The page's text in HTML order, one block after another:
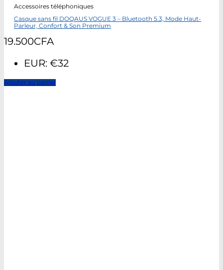
Accessoires téléphoniques
Casque sans fil DOQAUS VOGUE 3 – Bluetooth 5.3, Mode Haut-
Parleur, Confort & Son Premium
19.500CFA
EUR: €32
Ajouter au panier